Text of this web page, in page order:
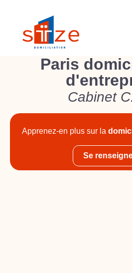
Paris
Cabinet
Apprenez-en plus sur la
Se